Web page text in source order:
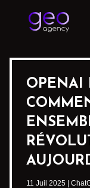
OPENAI
11 Juil 2025